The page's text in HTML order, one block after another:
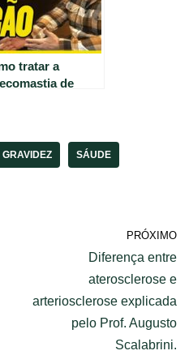
tratar a
de
GRAVIDEZ SÁUDE
PRÓXIMO
Diferença entre
aterosclerose e
arteriosclerose explicada
pelo Prof. Augusto
Scalabrini.